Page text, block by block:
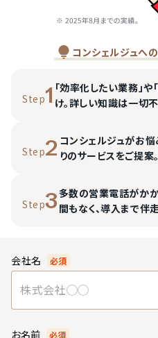
コンシェルジュへの
Step1 「効率化したい業務」や
け。詳しい知識は一切不
Step2 コンシェルジュがお
りのサービスをご提案。
Step3多数の営業電話がか
間もなく、導入まで伴走
会社名 必須
お名前 必須